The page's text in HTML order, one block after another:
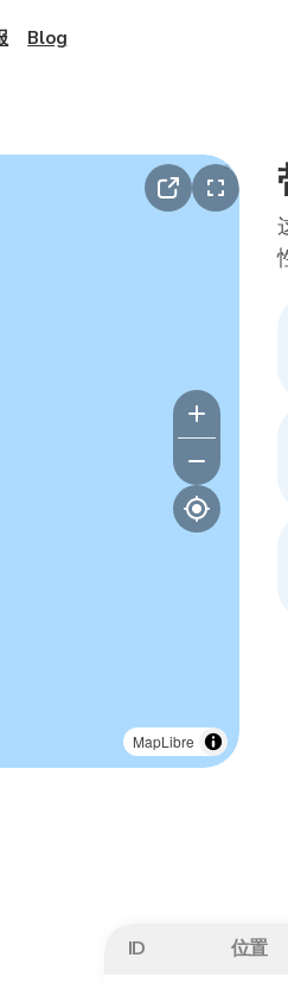
MapLibre
ID 位置
Blog